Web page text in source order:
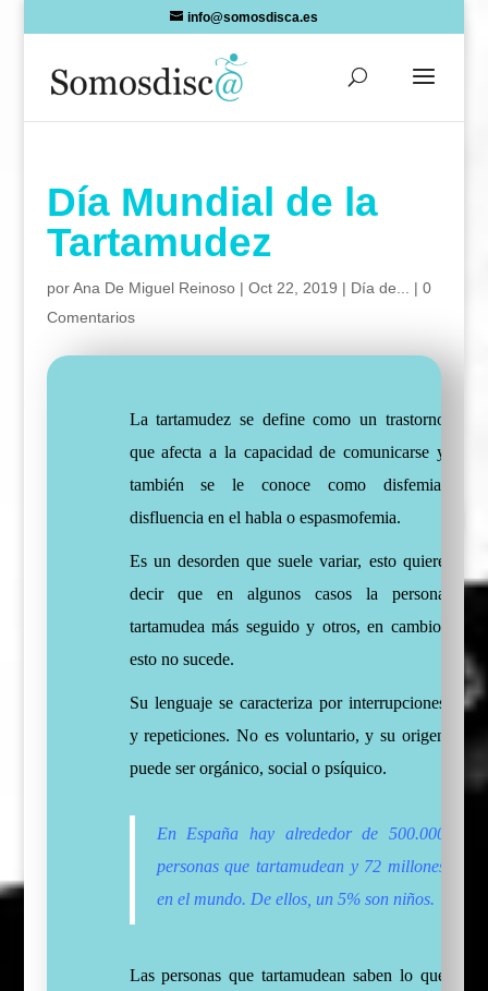
info@somosdisca.es
Día Mundial de la
Tartamudez
porAna De Miguel Reinoso| Oct 22, 2019 | Día de... | 0
Comentarios
La tartamudez se define como un trastorno
que afecta a la capacidad de comunicarse y
también se le conoce como disfemia,
disfluencia en el habla o espasmofemia.
Es un desorden que suele variar, esto quiere
decir que en algunos casos la persona
tartamudea más seguido y otros, en cambio,
esto no sucede.
Su lenguaje se caracteriza por interrupciones
y repeticiones. No es voluntario, y su origen
puede ser orgánico, social o psíquico.
En España hay alrededor de 500.000
personas que tartamudean y 72 millones
en el mundo. De ellos, un 5% son niños.
Las personas que tartamudean saben lo que